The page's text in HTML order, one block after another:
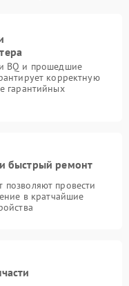
BQ и прошедшие
корректную
гарантийных
быстрый ремонт
провести
в кратчайшие